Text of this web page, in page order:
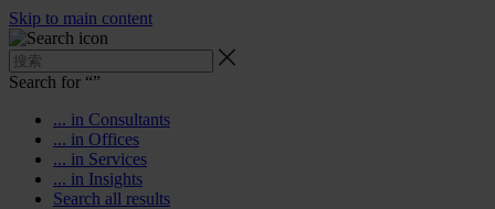
Skip to main content
Search for “”
... in Consultants
... in Offices
... in Services
... in Insights
Search all results